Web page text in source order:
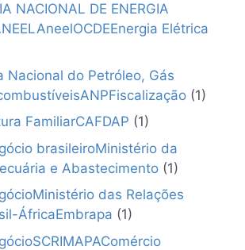
NACIONAL DE ENERGIA
Elétrica
Nacional do Petróleo, Gás
(1)
FamiliarCAFDAP (1)
brasileiroMinistério da
e Abastecimento (1)
das Relações
ÁfricaEmbrapa (1)